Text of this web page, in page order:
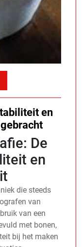
en
De
en
die steeds
van
van een
met bonen,
bij het maken